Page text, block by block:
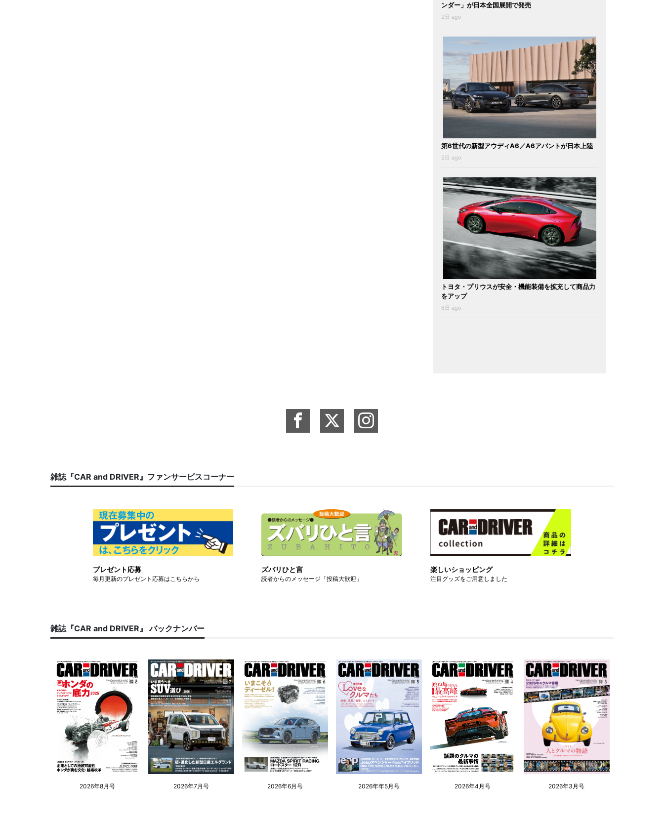
ンダー」が日本全国展開で発売
2日 ago
第6世代の新型アウディA6／A6アバントが日本上陸
2日 ago
トヨタ・プリウスが安全・機能装備を拡充して商品力
をアップ
6日 ago
雑誌『CAR and DRIVER』ファンサービスコーナー
プレゼント応募
毎月更新のプレゼント応募はこちらから
ズバリひと言
読者からのメッセージ「投稿大歓迎」
楽しいショッピング
注目グッズをご用意しました
雑誌『CAR and DRIVER』 バックナンバー
2026年8月号 2026年7月号 2026年6月号 2026年年5月号 2026年4月号 2026年3月号